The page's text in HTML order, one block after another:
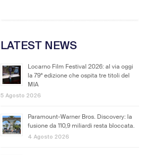
LATEST NEWS
Locarno Film Festival 2026: al via oggi
la 79ª edizione che ospita tre titoli del
MIA
5 Agosto 2026
Paramount-Warner Bros. Discovery: la
fusione da 110,9 miliardi resta bloccata.
4 Agosto 2026